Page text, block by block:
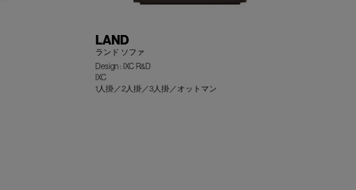
LAND
ランド ソファ
Design : IXC R&D
IXC
1人掛／2人掛／3人掛／オットマン